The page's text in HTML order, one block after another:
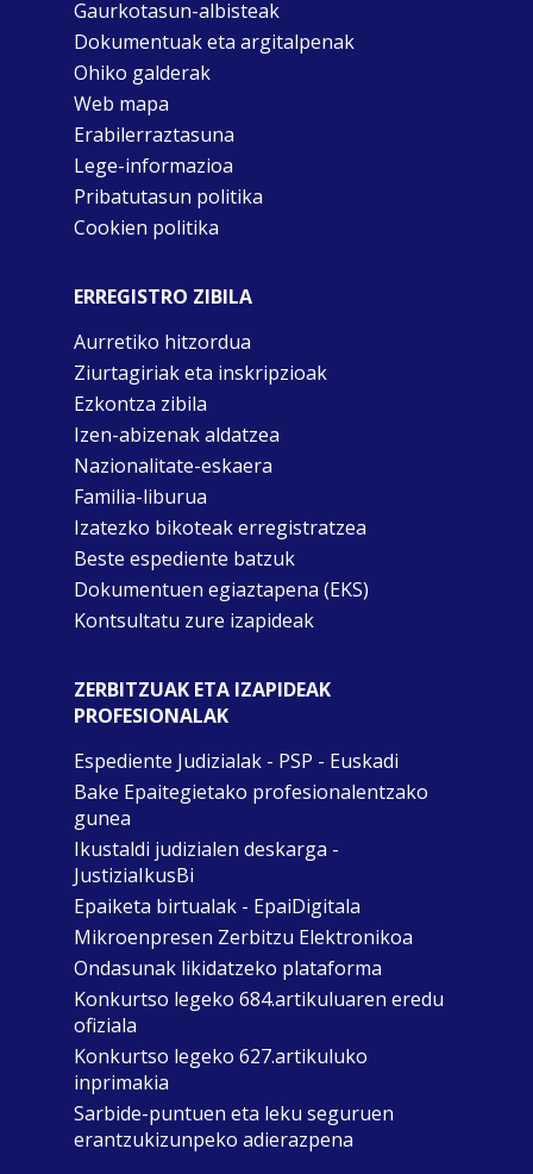
Gaurkotasun-albisteak
Dokumentuak eta argitalpenak
Ohiko galderak
Web mapa
Erabilerraztasuna
Lege-informazioa
Pribatutasun politika
Cookien politika
ERREGISTRO ZIBILA
Aurretiko hitzordua
Ziurtagiriak eta inskripzioak
Ezkontza zibila
Izen-abizenak aldatzea
Nazionalitate-eskaera
Familia-liburua
Izatezko bikoteak erregistratzea
Beste espediente batzuk
Dokumentuen egiaztapena (EKS)
Kontsultatu zure izapideak
ZERBITZUAK ETA IZAPIDEAK
PROFESIONALAK
Espediente Judizialak - PSP - Euskadi
Bake Epaitegietako profesionalentzako
gunea
Ikustaldi judizialen deskarga -
JustiziaIkusBi
Epaiketa birtualak - EpaiDigitala
Mikroenpresen Zerbitzu Elektronikoa
Ondasunak likidatzeko plataforma
Konkurtso legeko 684.artikuluaren eredu
ofiziala
Konkurtso legeko 627.artikuluko
inprimakia
Sarbide-puntuen eta leku seguruen
erantzukizunpeko adierazpena